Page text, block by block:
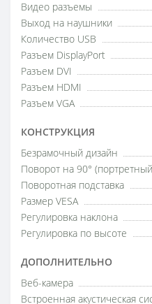
Видео разъемы
Выход на наушники
Количество USB
Разъем DisplayPort
Разъем DVI
Разъем HDMI
Разъем VGA
КОНСТРУКЦИЯ
Безрамочный дизайн
Поворот на 90°
Поворотная подставка
Размер VESA
Регулировка наклона
Регулировка по высоте
ДОПОЛНИТЕЛЬНО
Веб-камера
Встроенная акустическая